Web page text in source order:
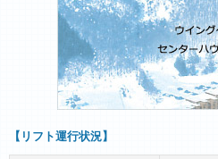
【リフト運行状況】